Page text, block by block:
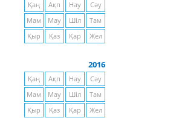
Қаң Ақп Нау
Сәу
Мам
Мау Шіл
Там
Қыр
Қаз Қар Жел
2016
Қаң Ақп Нау
Сәу
Мам
Мау Шіл
Там
Қыр
Қаз Қар Жел